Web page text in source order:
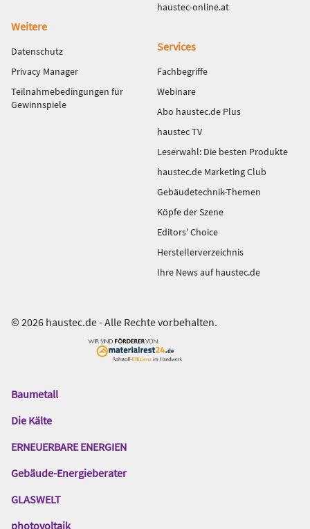
haustec-online.at
Weitere
Datenschutz
Privacy Manager
Teilnahmebedingungen für
Gewinnspiele
Services
Fachbegriffe
Webinare
Abo haustec.de Plus
haustec TV
Leserwahl: Die besten Produkte
haustec.de Marketing Club
Gebäudetechnik-Themen
Köpfe der Szene
Editors' Choice
Herstellerverzeichnis
Ihre News auf haustec.de
© 2026 haustec.de - Alle Rechte vorbehalten.
Das
Gentner
Baumetall
Die Kälte
ERNEUERBARE ENERGIEN
Gebäude-Energieberater
GLASWELT
photovoltaik